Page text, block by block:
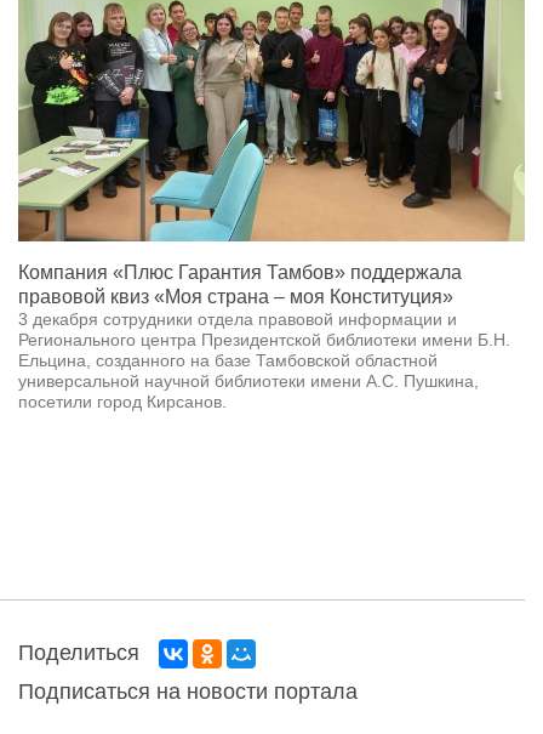
Компания «Плюс Гарантия Тамбов» поддержала
правовой квиз «Моя страна – моя Конституция»
3 декабря сотрудники отдела правовой информации и
Регионального центра Президентской библиотеки имени Б.Н.
Ельцина, созданного на базе Тамбовской областной
универсальной научной библиотеки имени А.С. Пушкина,
посетили город Кирсанов.
Поделиться
Подписаться на новости портала